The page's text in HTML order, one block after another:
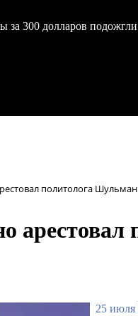
за 300 долларов
политолога Шульман
25 июля